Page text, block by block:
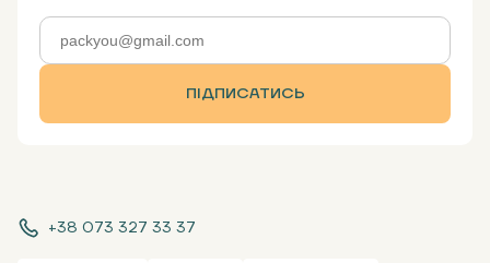
+38 073 327 33 37
ПІДПИСАТИСЬ